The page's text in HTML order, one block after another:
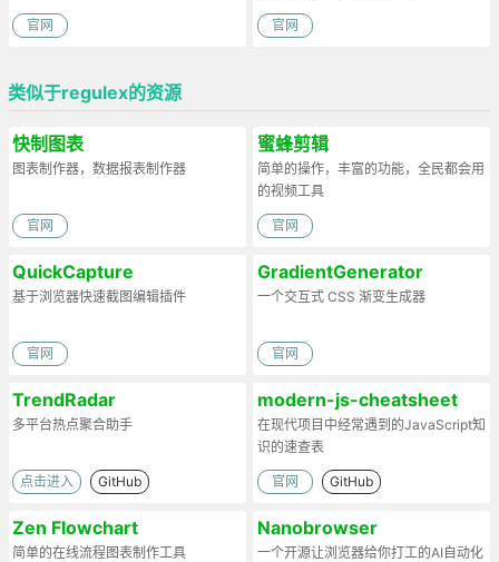
官网 官网
类似于regulex的资源
快制图表
图表制作器，数据报表制作器
官网
蜜蜂剪辑
简单的操作，丰富的功能，全民都会用
的视频工具
官网
QuickCapture
基于浏览器快速截图编辑插件
官网
GradientGenerator
一个交互式 CSS 渐变生成器
官网
TrendRadar
多平台热点聚合助手
点击进入 GitHub
modern-js-cheatsheet
在现代项目中经常遇到的JavaScript知
识的速查表
官网 GitHub
Zen Flowchart
简单的在线流程图表制作工具
Nanobrowser
一个开源让浏览器给你打工的AI自动化